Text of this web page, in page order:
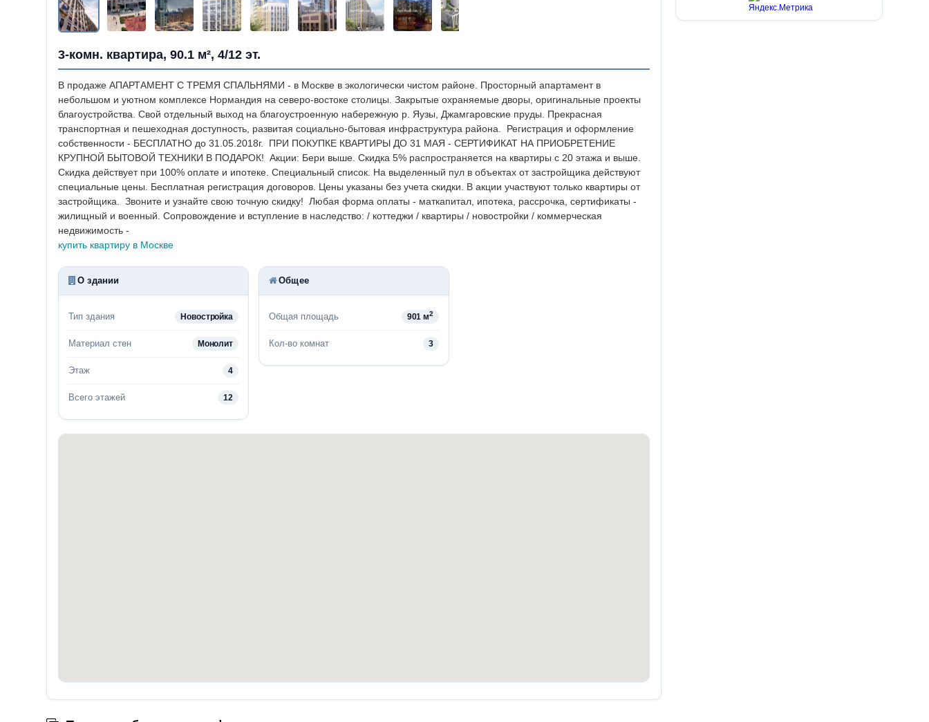
3-комн. квартира, 90.1 м², 4/12 эт.
В продаже АПАРТАМЕНТ С ТРЕМЯ СПАЛЬНЯМИ - в Москве в экологически чистом районе. Просторный апартамент в
небольшом и уютном комплексе Нормандия на северо-востоке столицы. Закрытые охраняемые дворы, оригинальные проекты
благоустройства. Свой отдельный выход на благоустроенную набережную р. Яузы, Джамгаровские пруды. Прекрасная
транспортная и пешеходная доступность, развитая социально-бытовая инфраструктура района.
Регистрация и оформление
собственности - БЕСПЛАТНО до 31.05.2018г.
ПРИ ПОКУПКЕ КВАРТИРЫ ДО 31 МАЯ - СЕРТИФИКАТ НА ПРИОБРЕТЕНИЕ
КРУПНОЙ БЫТОВОЙ ТЕХНИКИ В ПОДАРОК! Акции: Бери выше. Скидка 5% распространяется на квартиры с 20 этажа и выше.
Скидка действует при 100% оплате и ипотеке. Специальный список. На выделенный пул в объектах от застройщика действуют
специальные цены.
Бесплатная регистрация договоров. Цены указаны без учета скидки. В акции участвуют только квартиры от
застройщика.
Звоните и узнайте свою точную скидку!
Любая форма оплаты - маткапитал, ипотека, рассрочка, сертификаты -
жилищный и военный. Сопровождение и вступление в наследство: / коттеджи / квартиры / новостройки / коммерческая
недвижимость -
купить квартиру в Москве
О здании
Тип здания Новостройка
Материал стен Монолит
Этаж 4
Всего этажей 12
Общее
Общая площадь 901 м2
Кол-во комнат 3